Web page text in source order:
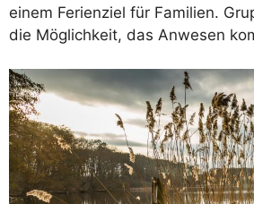
einem Ferienziel für Familien.
die Möglichkeit, das Anwesen